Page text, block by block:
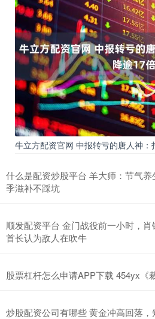
牛立方配资官网 中报转亏的唐人神
什么是配资炒股平台 羊大师：节气
季滋补不踩坑
顺发配资平台 金门战役前一小时，
首长认为敌人在吹牛
股票杠杆怎么申请APP下载 454yx《
炒股配资公司有哪些 黄金冲高回落